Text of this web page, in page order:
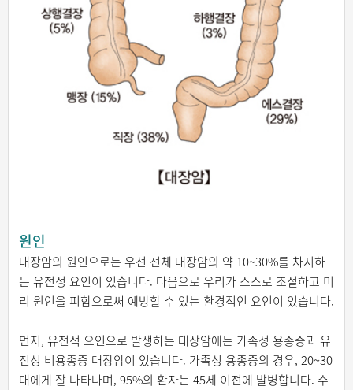
원인
대장암의 원인으로는 우선 전체 대장암의 약 10~30%를 차지하
는 유전성 요인이 있습니다. 다음으로 우리가 스스로 조절하고 미
리 원인을 피함으로써 예방할 수 있는 환경적인 요인이 있습니다.
먼저, 유전적 요인으로 발생하는 대장암에는 가족성 용종증과 유
전성 비용종증 대장암이 있습니다. 가족성 용종증의 경우, 20~30
대에게 잘 나타나며, 95%의 환자는 45세 이전에 발병합니다. 수